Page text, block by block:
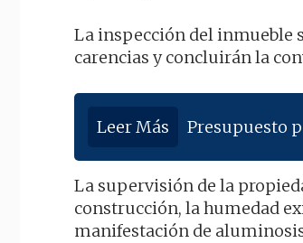
La inspección del inmueble
carencias y concluirán la
Leer Más Presupuesto
La supervisión de la
construcción, la humedad
manifestación de